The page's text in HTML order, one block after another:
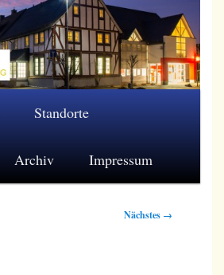
Eschenburg e.V.
Standorte
Archiv Impressum
Nächstes →